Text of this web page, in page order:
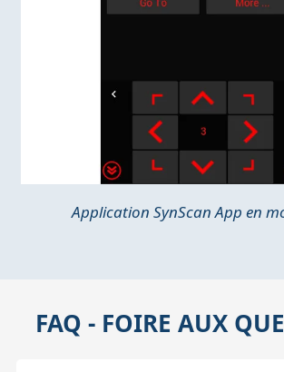
Application SynScan App en
FAQ - FOIRE AUX